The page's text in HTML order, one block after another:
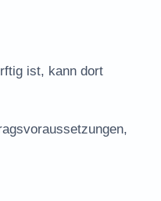
ist, kann dort